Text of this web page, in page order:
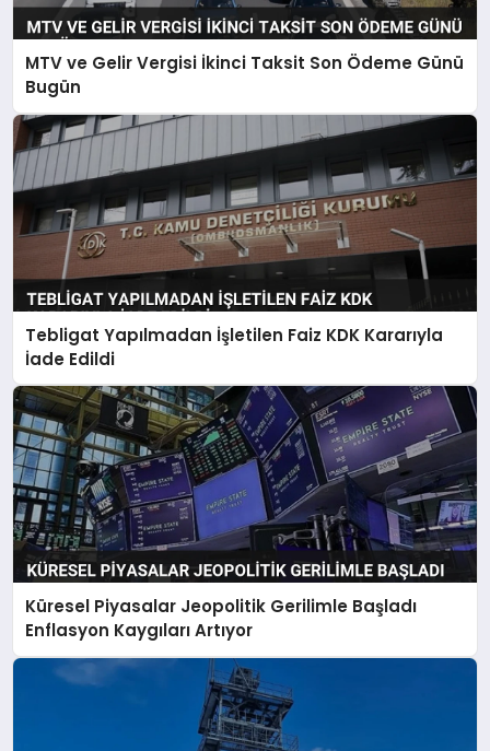
MTV ve Gelir Vergisi İkinci Taksit Son Ödeme Günü
Bugün
Tebligat Yapılmadan İşletilen Faiz KDK Kararıyla
İade Edildi
Küresel Piyasalar Jeopolitik Gerilimle Başladı
Enflasyon Kaygıları Artıyor